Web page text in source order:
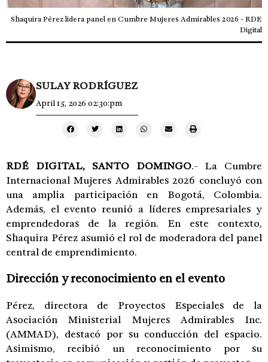
Shaquira Pérez lidera panel en Cumbre Mujeres Admirables 2026 - RDE
Digital
SULAY RODRÍGUEZ
April 15, 2026 02:30:pm
RDÉ DIGITAL, SANTO DOMINGO.- La Cumbre
Internacional Mujeres Admirables 2026 concluyó con
una amplia participación en Bogotá, Colombia.
Además, el evento reunió a líderes empresariales y
emprendedoras de la región. En este contexto,
Shaquira Pérez asumió el rol de moderadora del panel
central de emprendimiento.
Dirección y reconocimiento en el evento
Pérez, directora de Proyectos Especiales de la
Asociación Ministerial Mujeres Admirables Inc.
(AMMAD), destacó por su conducción del espacio.
Asimismo, recibió un reconocimiento por su